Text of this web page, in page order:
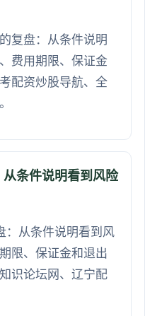
复盘：从条件说明
费用期限、保证金
配资炒股导航、全
条件说明看到风险
：从条件说明看到风
限、保证金和退出
识论坛网、辽宁配